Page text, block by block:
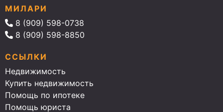
МИЛАРИ
8 (909) 598-0738
8 (909) 598-8850
ССЫЛКИ
Недвижимость
Купить недвижимость
Помощь по ипотеке
Помощь юриста